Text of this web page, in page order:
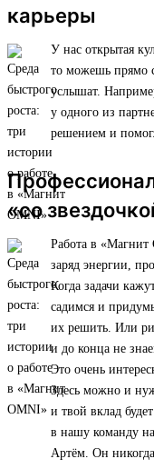
карьеры
У нас открытая
то можешь прямо
услышат.
у одного из
решением и
«со
Работа в «Магнит
заряд энергии,
Когда задачи
садимся и
их решить. Или
и до конца не
Это очень
Здесь можно и
и твой вклад
в нашу команду
Артём. Он